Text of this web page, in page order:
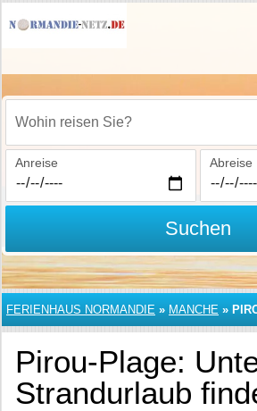
Wohin reisen Sie?
Anreise Abreise
Suchen
FERIENHAUS NORMANDIE » MANCHE »
Pirou-Plage:
Strandurlaub